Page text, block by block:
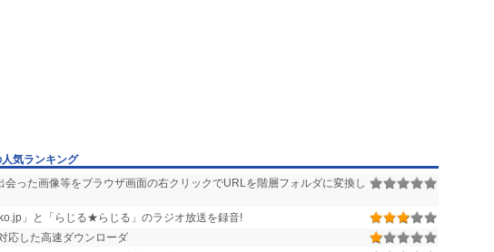
人気ランキング
会った画像等をブラウザ画面の右クリックでURLを階層フォルダに変換し
」と「らじる★らじる」のラジオ放送を録音!
応した高速ダウンローダ